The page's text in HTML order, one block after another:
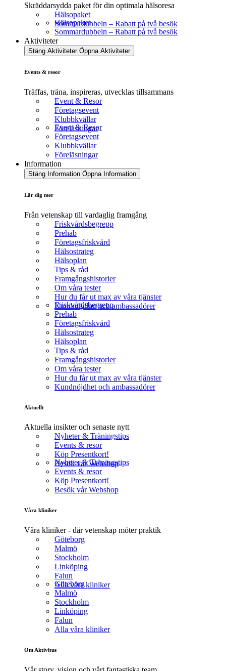
Skräddarsydda paket för din optimala hälsoresa
Hälsopaket
Sommardubbeln – Rabatt på två besök
Hälsopaket
Sommardubbeln – Rabatt på två besök
Aktiviteter
Stäng Aktiviteter Öppna Aktiviteter
Events & resor
Träffas, träna, inspireras, utvecklas tillsammans
Event & Resor
Företagsevent
Klubbkvällar
Föreläsningar
Event & Resor
Företagsevent
Klubbkvällar
Föreläsningar
Information
Stäng Information Öppna Information
Lär dig mer
Från vetenskap till vardaglig framgång
Friskvårdsbegrepp
Prehab
Företagsfriskvård
Hälsostrateg
Hälsoplan
Tips & råd
Framgångshistorier
Om våra tester
Hur du får ut max av våra tjänster
Kundnöjdhet och ambassadörer
Friskvårdsbegrepp
Prehab
Företagsfriskvård
Hälsostrateg
Hälsoplan
Tips & råd
Framgångshistorier
Om våra tester
Hur du får ut max av våra tjänster
Kundnöjdhet och ambassadörer
Aktuellt
Aktuella insikter och senaste nytt
Nyheter & Träningstips
Events & resor
Köp Presentkort!
Besök vår Webshop
Nyheter & Träningstips
Events & resor
Köp Presentkort!
Besök vår Webshop
Våra kliniker
Våra kliniker - där vetenskap möter praktik
Göteborg
Malmö
Stockholm
Linköping
Falun
Alla våra kliniker
Göteborg
Malmö
Stockholm
Linköping
Falun
Alla våra kliniker
Om Aktivitus